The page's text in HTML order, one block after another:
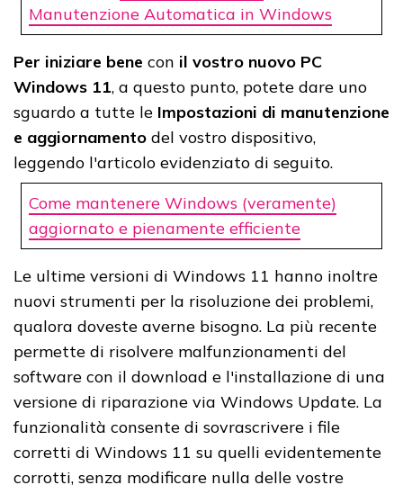
Manutenzione Automatica in Windows
Per iniziare bene con il vostro nuovo PC
Windows 11, a questo punto, potete dare uno
sguardo a tutte le Impostazioni di manutenzione
e aggiornamento del vostro dispositivo,
leggendo l'articolo evidenziato di seguito.
Come mantenere Windows (veramente)
aggiornato e pienamente efficiente
Le ultime versioni di Windows 11 hanno inoltre
nuovi strumenti per la risoluzione dei problemi,
qualora doveste averne bisogno. La più recente
permette di risolvere malfunzionamenti del
software con il download e l'installazione di una
versione di riparazione via Windows Update. La
funzionalità consente di sovrascrivere i file
corretti di Windows 11 su quelli evidentemente
corrotti, senza modificare nulla delle vostre